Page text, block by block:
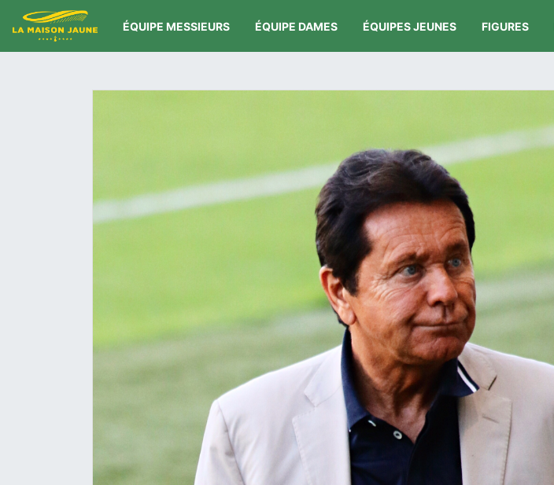
ÉQUIPE MESSIEURS ÉQUIPE DAMES ÉQUIPES JEUNES FIGURES